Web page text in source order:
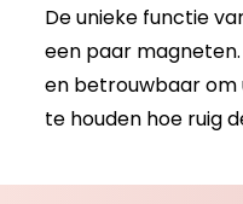
De unieke functie
een paar magneten.
en betrouwbaar om
te houden hoe ruig